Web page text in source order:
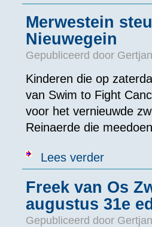
Merwestein
Nieuwegein
Gepubliceerd door
Kinderen die op
van Swim to Fight
voor het vernieuwde
Reinaerde die
Lees verderover
Freek van Os
augustus 31e
Gepubliceerd door